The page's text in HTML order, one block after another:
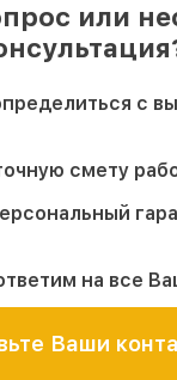
или
с
смету
на все
Ваши